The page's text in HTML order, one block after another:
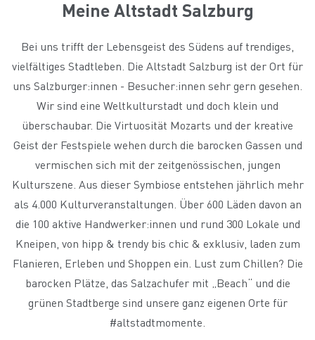
Meine Altstadt Salzburg
Bei uns trifft der Lebensgeist des Südens auf trendiges,
vielfältiges Stadtleben. Die Altstadt Salzburg ist der Ort für
uns Salzburger:innen - Besucher:innen sehr gern gesehen.
Wir sind eine Weltkulturstadt und doch klein und
überschaubar. Die Virtuosität Mozarts und der kreative
Geist der Festspiele wehen durch die barocken Gassen und
vermischen sich mit der zeitgenössischen, jungen
Kulturszene. Aus dieser Symbiose entstehen jährlich mehr
als 4.000 Kulturveranstaltungen. Über 600 Läden davon an
die 100 aktive Handwerker:innen und rund 300 Lokale und
Kneipen, von hipp & trendy bis chic & exklusiv, laden zum
Flanieren, Erleben und Shoppen ein. Lust zum Chillen? Die
barocken Plätze, das Salzachufer mit „Beach“ und die
grünen Stadtberge sind unsere ganz eigenen Orte für
#altstadtmomente.